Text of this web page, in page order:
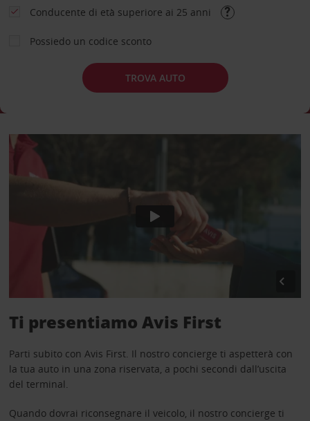
Conducente di età superiore ai 25 anni
Possiedo un codice sconto
TROVA AUTO
Ti presentiamo Avis First
Parti subito con Avis First. Il nostro concierge ti aspetterà con
la tua auto in una zona riservata, a pochi secondi dall’uscita
del terminal.
Quando dovrai riconsegnare il veicolo, il nostro concierge ti